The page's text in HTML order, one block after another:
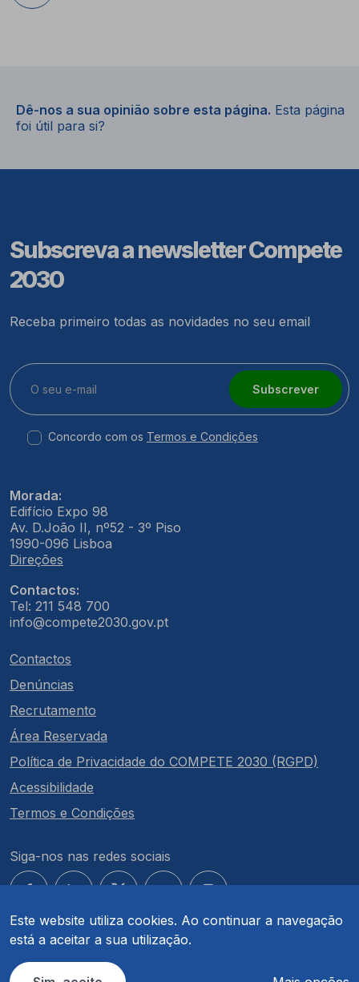
Este website utiliza cookies. Ao continuar a navegação
está a aceitar a sua utilização.
Dê-nos a sua opinião sobre esta página. Esta página
foi útil para si?
Subscreva a newsletter Compete
2030
Receba primeiro todas as novidades no seu email
Subscrever
Concordo com os Termos e Condições
Morada:
Edifício Expo 98
Av. D.João II, nº52 - 3º Piso
1990-096 Lisboa
Direções
Contactos:
Tel: 211 548 700
info@compete2030.gov.pt
Contactos
Denúncias
Recrutamento
Área Reservada
Política de Privacidade do COMPETE 2030 (RGPD)
Acessibilidade
Termos e Condições
Siga-nos nas redes sociais
© COMPETE 2030. Todos os direitos reservados.